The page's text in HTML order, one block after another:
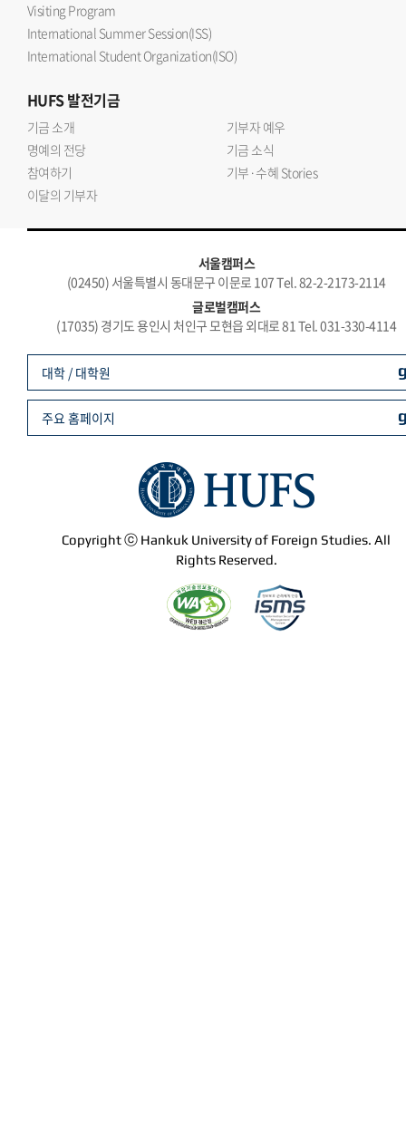
Visiting Program
International Summer Session(ISS)
International Student Organization(ISO)
HUFS발전기금
기금 소개
기부자 예우
명예의 전당
기금 소식
참여하기
기부·수혜 Stories
이달의 기부자
서울캠퍼스
(02450) 서울특별시 동대문구 이문로 107 Tel. 82-2-2173-2114
글로벌캠퍼스
(17035) 경기도 용인시 처인구 모현읍 외대로 81 Tel. 031-330-4114
Copyright ⓒ Hankuk University of Foreign Studies. All
Rights Reserved.
대학 / 대학원
주요 홈페이지